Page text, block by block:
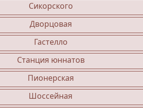
Сикорского
Дворцовая
Гастелло
Станция юннатов
Пионерская
Шоссейная